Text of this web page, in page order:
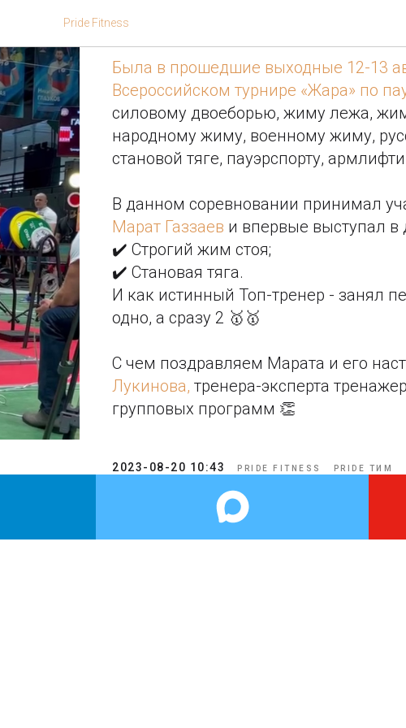
Pride FitnessВот уж
Была в прошедшие выходные 12-13
Всероссийском турнире «Жара» по
силовому двоеборью, жиму лежа,
народному жиму, военному жиму,
становой тяге, пауэрспорту,
В данном соревновании принимал
Марат Газзаев и впервые выступал в
✔️ Строгий жим стоя;
✔️ Становая тяга.
И как истинный Топ-тренер - занял
одно, а сразу 2 🥇🥇
С чем поздравляем Марата и его
Лукинова, тренера-эксперта
групповых программ 👏
2023-08-20 10:43 PRIDE FITNESS PRIDE ТИМ